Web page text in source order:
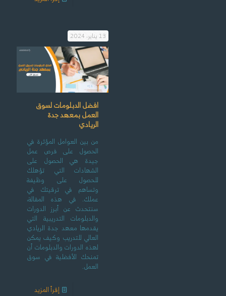
13 يناير، 2024
افضل الدبلومات لسوق
العمل بمعهد جدة
الريادي
من بين العوامل المؤثرة في
الحصول على فرص عمل
جيدة هي الحصول على
الشهادات التي تؤهلك
للحصول على وظيفة
وتساهم في ترقيتك في
عملك. في هذه المقالة،
سنتحدث عن أبرز الدورات
والدبلومات التدريبية التي
يقدمها معهد جدة الريادي
العالي للتدريب وكيف يمكن
لهذه الدورات والدبلومات أن
تمنحك الأفضلية في سوق
العمل.
إقرأ المزيد